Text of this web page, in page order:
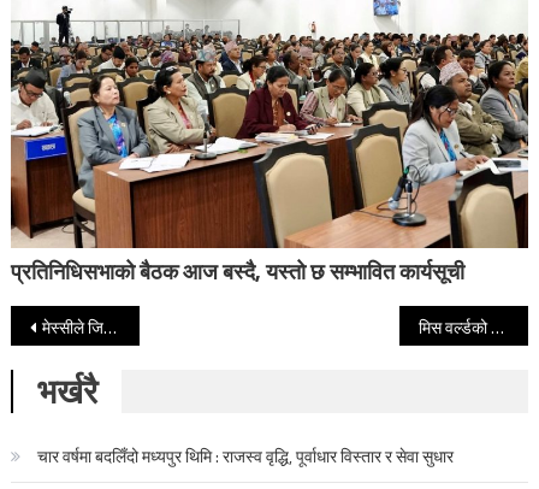
प्रतिनिधिसभाको बैठक आज बस्दै, यस्तो छ सम्भावित कार्यसूची
Post navigation
मेस्सीले जिते गोल्डेन बुट, रोनाल्डो फेरि मेसीभन्दा पछि मिस वर्ल्डको नालीबेलीदेखि भावी योजनासम्म । Shrinkhala Khatiwada with Tikaram Yatri
भर्खरै
चार वर्षमा बदलिँदो मध्यपुर थिमि : राजस्व वृद्धि, पूर्वाधार विस्तार र सेवा सुधार